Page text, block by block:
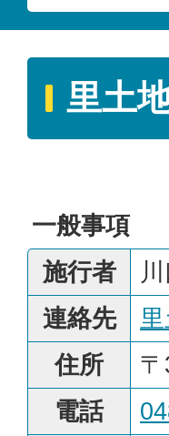
里土
一般事項
施行者
連絡先
住所
電話